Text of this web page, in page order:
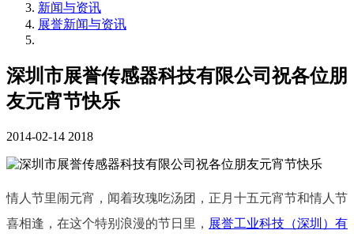
新闻与资讯
展誉新闻与资讯
深圳市展誉传感器科技有限公司祝各位朋
友元宵节快乐
2014-02-14 2018
情人节里闹元宵，闻着玫瑰吃汤团，正月十五元宵节和情人节
喜相逢，在这个特别浪漫的节日里， 展誉工业科技（深圳）有